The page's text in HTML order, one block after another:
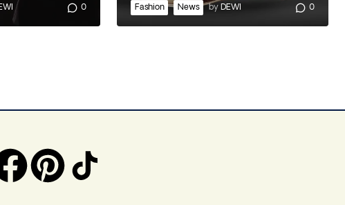
0 Fashion News by DEWI 0